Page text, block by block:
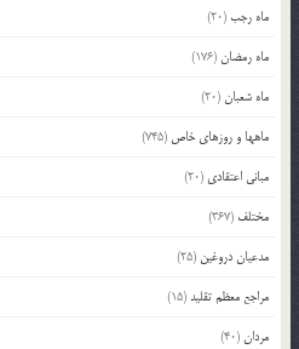
ماه رجب(20)
ماه رمضان(176)
ماه شعبان(20)
ماهها و روزهای خاص (745)
مبانی اعتقادی (20)
مختلف (367)
مدعیان دروغین (25)
مراجع معظم تقلید(15)
مردان(40)